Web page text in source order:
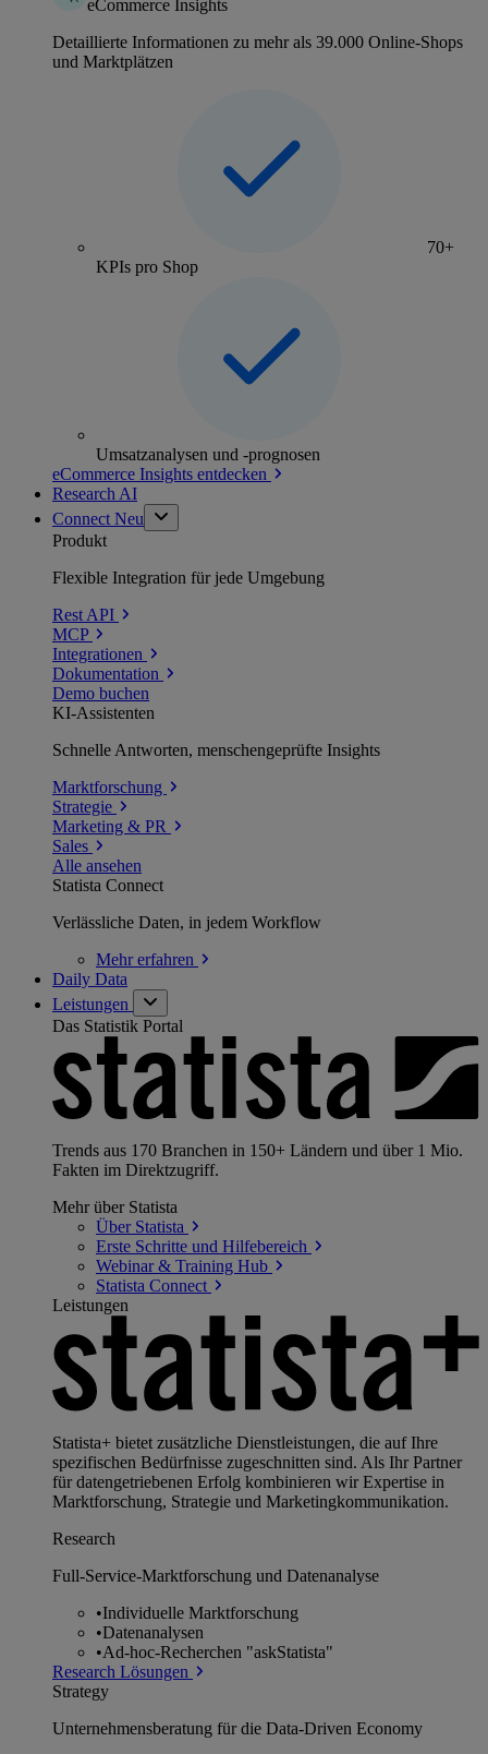
eCommerce Insights
Detaillierte Informationen zu mehr als 39.000 Online-Shops
und Marktplätzen
70+
KPIs pro Shop
Umsatzanalysen und -prognosen
eCommerce Insights entdecken
Research AI
Connect Neu
Produkt
Flexible Integration für jede Umgebung
Rest API
MCP
Integrationen
Dokumentation
Demo buchen
KI-Assistenten
Schnelle Antworten, menschengeprüfte Insights
Marktforschung
Strategie
Marketing & PR
Sales
Alle ansehen
Statista Connect
Verlässliche Daten, in jedem Workflow
Mehrerfahren
Daily Data
Leistungen
Das Statistik Portal
Trends aus 170 Branchen in 150+ Ländern und über 1 Mio.
Fakten im Direktzugriff.
Mehr über Statista
Über Statista
Erste Schritte und Hilfebereich
Webinar & Training Hub
Statista Connect
Leistungen
Statista+ bietet zusätzliche Dienstleistungen, die auf Ihre
spezifischen Bedürfnisse zugeschnitten sind. Als Ihr Partner
für datengetriebenen Erfolg kombinieren wir Expertise in
Marktforschung, Strategie und Marketingkommunikation.
Research
Full-Service-Marktforschung und Datenanalyse
•Individuelle Marktforschung
•Datenanalysen
•Ad-hoc-Recherchen "askStatista"
Research Lösungen
Strategy
Unternehmens­beratung für die Data-Driven Economy